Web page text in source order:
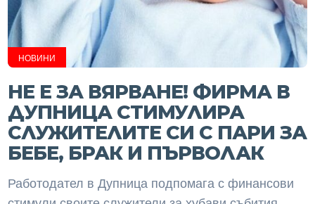
НОВИНИ
НЕ Е ЗА ВЯРВАНЕ! ФИРМА В
ДУПНИЦА СТИМУЛИРА
СЛУЖИТЕЛИТЕ СИ С ПАРИ ЗА
БЕБЕ, БРАК И ПЪРВОЛАК
Работодател в Дупница подпомага с финансови